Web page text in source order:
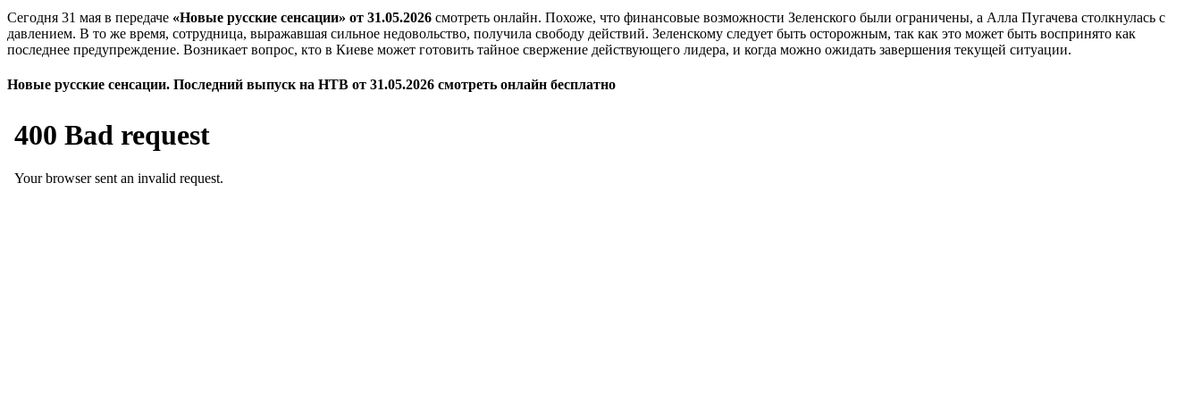
Сегодня 31 мая в передаче «Новые русские сенсации» от 31.05.2026 смотреть онлайн. Похоже, что финансовые возможности Зеленского были ограничены, а Алла Пугачева столкнулась с
давлением. В то же время, сотрудница, выражавшая сильное недовольство, получила свободу действий. Зеленскому следует быть осторожным, так как это может быть воспринято как
последнее предупреждение. Возникает вопрос, кто в Киеве может готовить тайное свержение действующего лидера, и когда можно ожидать завершения текущей ситуации.
Новые русские сенсации. Последний выпуск на НТВ от 31.05.2026 смотреть онлайн бесплатно